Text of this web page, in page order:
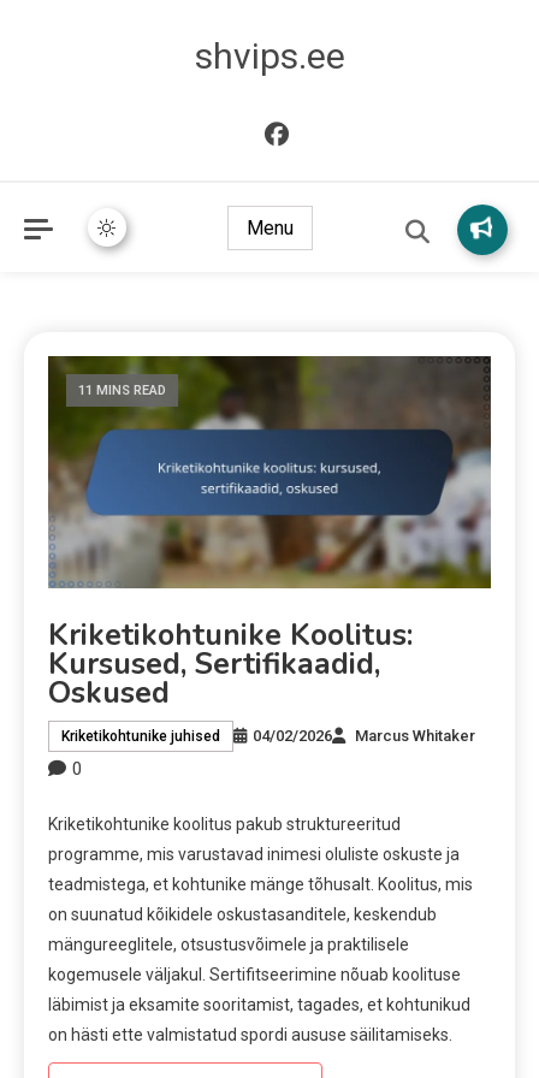
shvips.ee
Menu
11 MINS READ
Kriketikohtunike Koolitus:
Kursused, Sertifikaadid,
Oskused
Kriketikohtunike juhised 04/02/2026 Marcus Whitaker
0
Kriketikohtunike koolitus pakub struktureeritud
programme, mis varustavad inimesi oluliste oskuste ja
teadmistega, et kohtunike mänge tõhusalt. Koolitus, mis
on suunatud kõikidele oskustasanditele, keskendub
mängureeglitele, otsustusvõimele ja praktilisele
kogemusele väljakul. Sertifitseerimine nõuab koolituse
läbimist ja eksamite sooritamist, tagades, et kohtunikud
on hästi ette valmistatud spordi aususe säilitamiseks.